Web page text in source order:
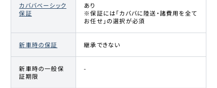
カババベーシック
保証
あり
※保証には「カババに陸送・諸費用を全て
お任せ」の選択が必須
新車時の保証 継承できない
新車時の一般保
証期限
-